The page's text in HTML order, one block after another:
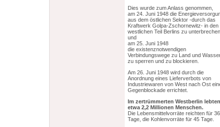
Dies wurde zum Anlass genommen,
am 24. Juni 1948 die
aus dem östlichen Sektor -durch das
Kraftwerk Golpa-Zschornewitz- in den
westlichen Teil Berlins zu unterbrechen
und
am 25. Juni 1948
die existenznotwendigen
Verbindungswege zu Land und
zu sperren und zu blockieren.
Am 26. Juni 1948 wird durch die
Anordnung eines Lieferverbots von
Industriewaren von West nach Ost
Gegenblockade errichtet.
Im zertrümmerten Westberlin lebten
etwa 2,2 Millionen Menschen.
Die Lebensmittelvorräte reichten für 36
Tage, die Kohlenvorräte für 45 Tage.